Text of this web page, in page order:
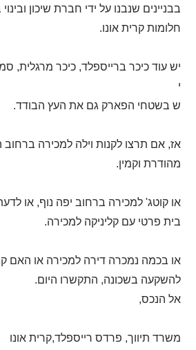
בבניינים שנבנו על ידי חברת שיכון
חלומות קרית אונו.
יש עוד כיכר ברייספלד, כיכר מרגלית,
י
ש בשטחי הפארק גם את העץ הבודד.
אז, אם תרצו לקנות וילה למכירה
מהודרת וקמין.
או קוטג' למכירה ברחוב יפה נוף, או
בית פרטי עם קליניקה למכירה.
או בכמה נמכרה דירה למכירה או האם
להשקעה בשכונה, התקשרו היום.
אל הנכס,
משרד תיווך, פרדס רייספלד,קרית אונו